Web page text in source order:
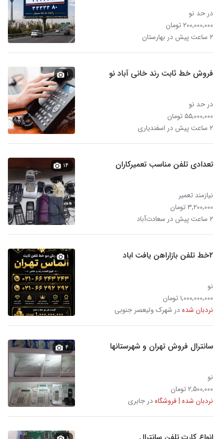
در حد نو
۲۰۰,۰۰۰,۰۰۰ تومان
۲ ساعت پیش در بهارستان
فروش خط ثابت رند خانی آباد نو
در حد نو
۵۵,۰۰۰,۰۰۰ تومان
۲ ساعت پیش در اسفندیاری
۱
تعدادی تلفن مناسب تعمیرکاران
نیازمند تعمیر
۳,۲۰۰,۰۰۰ تومان
۲ ساعت پیش در سعادت‌آباد
۱۴
۲خط تلفن بازاراهن یافت اباد
نو
۱,۰۰۰,۰۰۰,۰۰۰ تومان
نردبان شدهدر شهرک ولیعصر جنوبی
۱
سانترال فروش تهران و شهرستانها
نو
۲,۵۰۰,۰۰۰ تومان
نردبان شده | فروشگاهدر جابری
۴